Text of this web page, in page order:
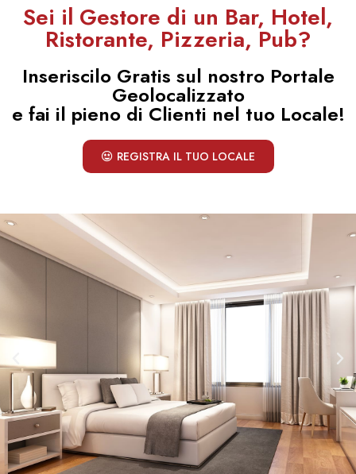
Sei il Gestore di un Bar, Hotel,
Ristorante, Pizzeria, Pub?
Inseriscilo Gratis sul nostro Portale
Geolocalizzato
e fai il pieno di Clienti nel tuo Locale!
REGISTRA IL TUO LOCALE